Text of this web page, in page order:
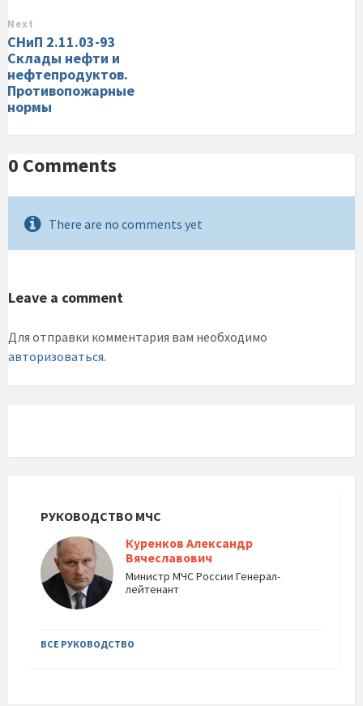
Next
СНиП 2.11.03-93
Склады нефти и
нефтепродуктов.
Противопожарные
нормы
0 Comments
There are no comments yet
Leave a comment
Для отправки комментария вам необходимо
авторизоваться.
РУКОВОДСТВО МЧС
Куренков Александр
Вячеславович
Министр МЧС России Генерал-
лейтенант
ВСЕ РУКОВОДСТВО